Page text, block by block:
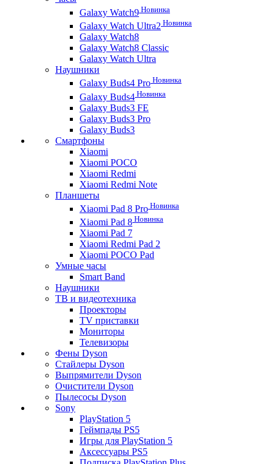
Galaxy Watch9 Новинка
Galaxy Watch Ultra2 Новинка
Galaxy Watch8
Galaxy Watch8 Classic
Galaxy Watch Ultra
Наушники
Galaxy Buds4 Pro Новинка
Galaxy Buds4 Новинка
Galaxy Buds3 FE
Galaxy Buds3 Pro
Galaxy Buds3
Смартфоны
Xiaomi
Xiaomi POCO
Xiaomi Redmi
Xiaomi Redmi Note
Планшеты
Xiaomi Pad 8 Pro Новинка
Xiaomi Pad 8 Новинка
Xiaomi Pad 7
Xiaomi Redmi Pad 2
Xiaomi POCO Pad
Умные часы
Smart Band
Наушники
ТВ и видеотехника
Проекторы
TV приставки
Мониторы
Телевизоры
Фены Dyson
Стайлеры Dyson
Выпрямители Dyson
Очистители Dyson
Пылесосы Dyson
Sony
PlayStation 5
Геймпады PS5
Игры для PlayStation 5
Аксессуары PS5